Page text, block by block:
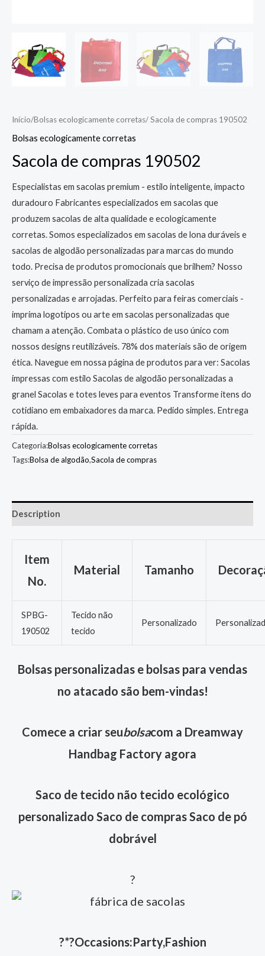
Início/Bolsas ecologicamente corretas/ Sacola de compras 190502
Bolsas ecologicamente corretas
Sacola de compras 190502
Especialistas em sacolas premium - estilo inteligente, impacto
duradouro Fabricantes especializados em sacolas que
produzem sacolas de alta qualidade e ecologicamente
corretas. Somos especializados em sacolas de lona duráveis e
sacolas de algodão personalizadas para marcas do mundo
todo. Precisa de produtos promocionais que brilhem? Nosso
serviço de impressão personalizada cria sacolas
personalizadas e arrojadas. Perfeito para feiras comerciais -
imprima logotipos ou arte em sacolas personalizadas que
chamam a atenção. Combata o plástico de uso único com
nossos designs reutilizáveis. 78% dos materiais são de origem
ética. Navegue em nossa página de produtos para ver: Sacolas
impressas com estilo Sacolas de algodão personalizadas a
granel Sacolas e totes leves para eventos Transforme itens do
cotidiano em embaixadores da marca. Pedido simples. Entrega
rápida.
Categoria:Bolsas ecologicamente corretas
Tags:Bolsa de algodão,Sacola de compras
Description
Item
No.
Material Tamanho
SPBG-
190502
Tecido não
tecido
Personalizado
Bolsas personalizadas e bolsas para vendas
no atacado são bem-vindas!
Comece a criar seubolsacom a Dreamway
Handbag Factory agora
Saco de tecido não tecido ecológico
personalizado Saco de compras Saco de pó
dobrável
?
?*?Occasions:Party,Fashion